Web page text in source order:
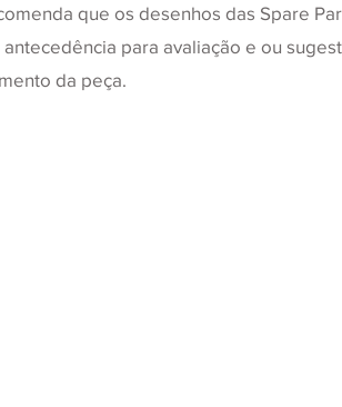
que os desenhos das Spare
para avaliação e ou
da peça.